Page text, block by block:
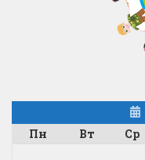
Пн
Вт Ср